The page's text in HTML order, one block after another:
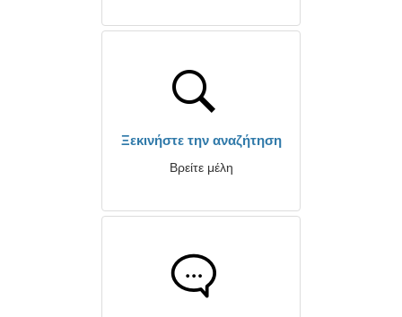
Ξεκινήστε την αναζήτηση
Βρείτε μέλη